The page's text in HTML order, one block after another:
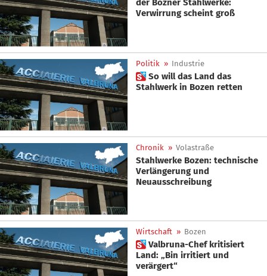
der Bozner Stahlwerke:
Verwirrung scheint groß
Politik » Industrie
 So will das Land das
Stahlwerk in Bozen retten
Chronik » Volastraße
Stahlwerke Bozen: technische
Verlängerung und
Neuausschreibung
Wirtschaft » Bozen
 Valbruna-Chef kritisiert
Land: „Bin irritiert und
verärgert“